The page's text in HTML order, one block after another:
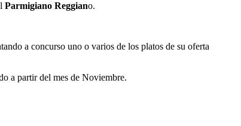
Parmigiano Reggiano.
a concurso uno o varios de los platos de su oferta
a partir del mes de Noviembre.